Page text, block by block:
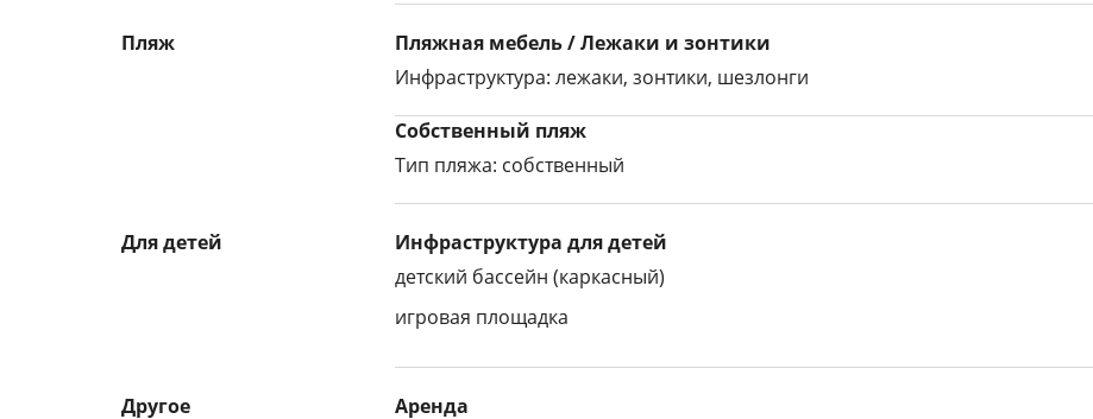
Пляж
Пляжная мебель / Лежаки и зонтики
Инфраструктура: лежаки, зонтики, шезлонги
Собственный пляж
Тип пляжа: собственный
Для детей
Инфраструктура для детей
детский бассейн (каркасный)
игровая площадка
Другое Аренда